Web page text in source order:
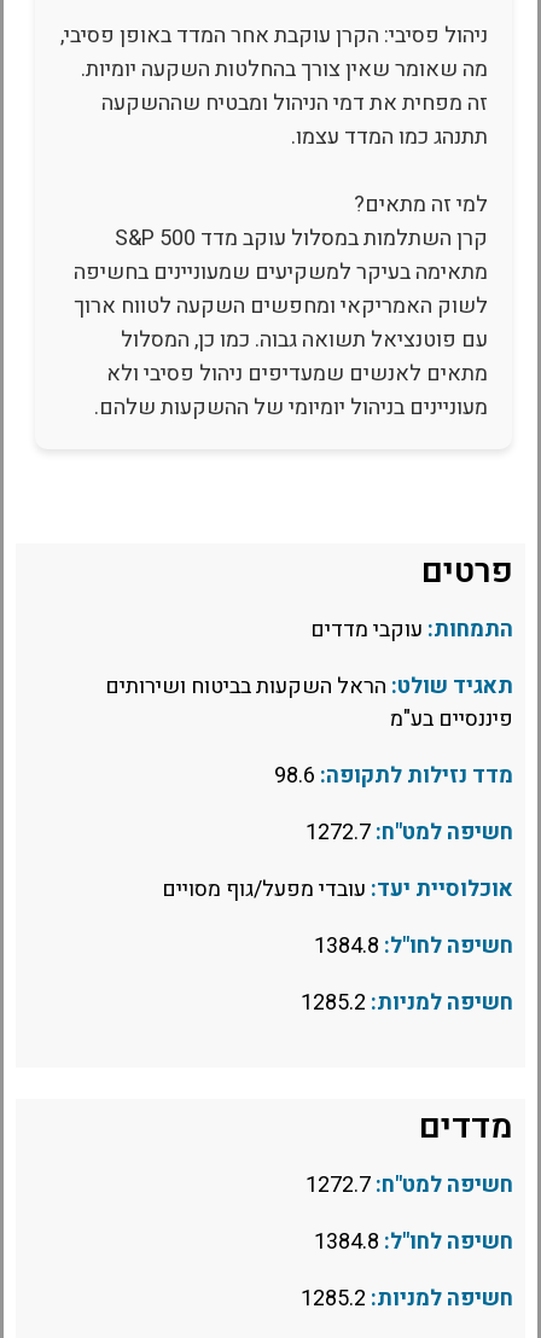
ניהול פסיבי: הקרן עוקבת אחר המדד באופן פסיבי,
מה שאומר שאין צורך בהחלטות השקעה יומיות.
זה מפחית את דמי הניהול ומבטיח שההשקעה
תתנהג כמו המדד עצמו.
למי זה מתאים?
קרן השתלמות במסלול עוקב מדד S&P 500
מתאימה בעיקר למשקיעים שמעוניינים בחשיפה
לשוק האמריקאי ומחפשים השקעה לטווח ארוך
עם פוטנציאל תשואה גבוה. כמו כן, המסלול
מתאים לאנשים שמעדיפים ניהול פסיבי ולא
מעוניינים בניהול יומיומי של ההשקעות שלהם.
פרטים
התמחות: עוקבי מדדים
תאגיד שולט: הראל השקעות בביטוח ושירותים
פיננסיים בע"מ
מדד נזילות לתקופה:
חשיפה למט"ח:
אוכלוסיית יעד: עובדי מפעל/גוף מסויים
חשיפה לחו"ל:
חשיפה למניות:
מדדים
חשיפה למט"ח:
חשיפה לחו"ל:
חשיפה למניות: